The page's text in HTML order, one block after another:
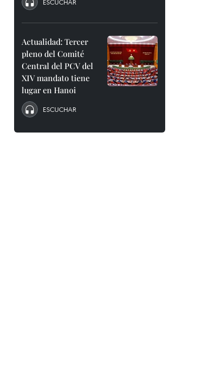
ESCUCHAR
Actualidad: Tercer
pleno del Comité
Central del PCV del
XIV mandato tiene
lugar en Hanoi
ESCUCHAR